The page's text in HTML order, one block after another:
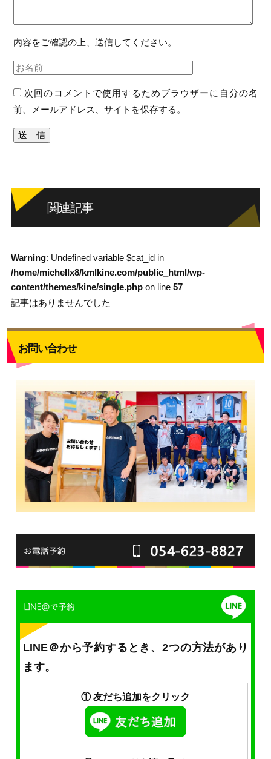
内容をご確認の上、送信してください。
次回のコメントで使用するためブラウザーに自分の名
前、メールアドレス、サイトを保存する。
関連記事
Warning: Undefined variable $cat_id in
/home/michellx8/kmlkine.com/public_html/wp-
content/themes/kine/single.phpon line 57
記事はありませんでした
お問い合わせ
LINE＠から予約するとき、2つの方法があり
ます。
① 友だち追加をクリック